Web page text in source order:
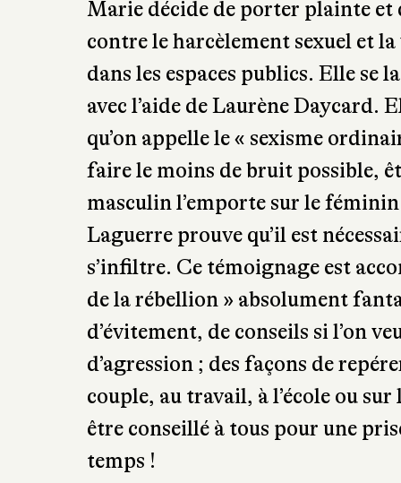
Marie décide de porter plainte
contre le harcèlement sexuel et
dans les espaces publics. Elle se
avec l’aide de Laurène Daycard.
qu’on appelle le « sexisme
faire le moins de bruit possible,
masculin l’emporte sur le
Laguerre prouve qu’il est
s’infiltre. Ce témoignage est
de la rébellion » absolument
d’évitement, de conseils si l’on
d’agression ; des façons de
couple, au travail, à l’école ou
être conseillé à tous pour une
temps !